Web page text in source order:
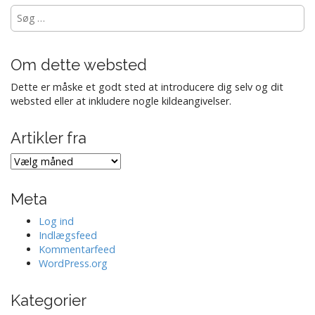
Søg
efter:
Om dette websted
Dette er måske et godt sted at introducere dig selv og dit
websted eller at inkludere nogle kildeangivelser.
Artikler fra
Artikler
fra
Meta
Log ind
Indlægsfeed
Kommentarfeed
WordPress.org
Kategorier